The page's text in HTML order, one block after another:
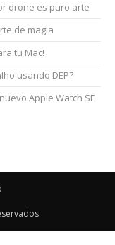
drone es puro arte
de magia
tu Mac!
usando DEP?
Apple Watch SE